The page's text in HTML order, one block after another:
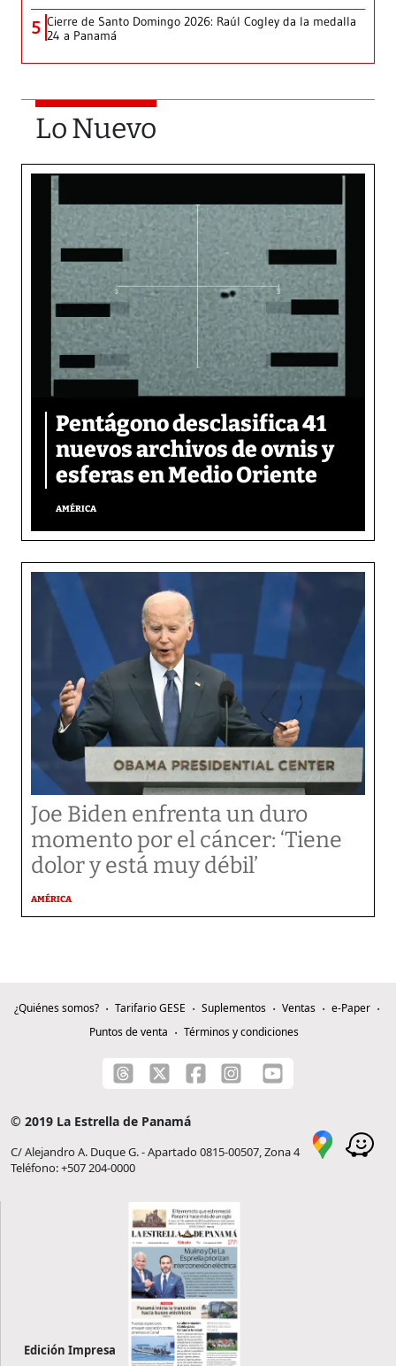
5 Cierre de Santo Domingo 2026: Raúl Cogley da la medalla
24 a Panamá
Lo Nuevo
Pentágono desclasifica 41
nuevos archivos de ovnis y
esferas en Medio Oriente
AMÉRICA
Joe Biden enfrenta un duro
momento por el cáncer: ‘Tiene
dolor y está muy débil’
AMÉRICA
¿Quiénes somos? Tarifario GESE Suplementos Ventas
e-Paper
Puntos de venta
Términos y condiciones
© 2019 La Estrella de Panamá
C/ Alejandro A. Duque G. - Apartado 0815-00507, Zona 4
Teléfono: +507 204-0000
Edición Impresa